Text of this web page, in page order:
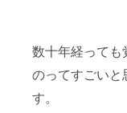
数十年経っても
のってすごいと
す。